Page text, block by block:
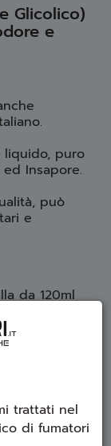
Glicolico)
e
liquido, puro
Insapore.
può
e
da 120ml
modo
trattati nel
di fumatori